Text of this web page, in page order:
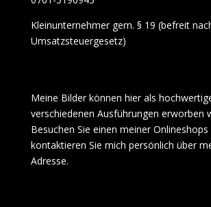
Kleinunternehmer gem. § 19 (befreit
Umsatzsteuergesetz)
Meine Bilder können hier als
verschiedenen Ausführungen erworben
Besuchen Sie einen meiner
kontaktieren Sie mich persönlich über
Adresse.